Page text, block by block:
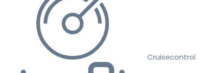
Cruisecontrol